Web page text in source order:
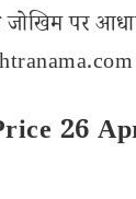
पर
26